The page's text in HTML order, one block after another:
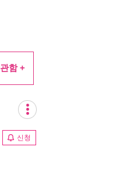
함 +
신청